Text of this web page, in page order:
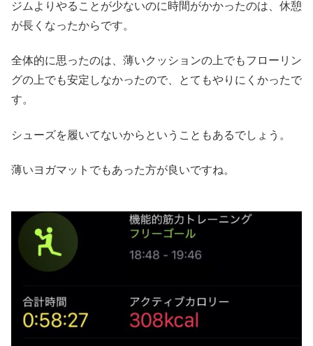
ジムよりやることが少ないのに時間がかかったのは、休憩
が長くなったからです。
全体的に思ったのは、薄いクッションの上でもフローリン
グの上でも安定しなかったので、とてもやりにくかったで
す。
シューズを履いてないからということもあるでしょう。
薄いヨガマットでもあった方が良いですね。